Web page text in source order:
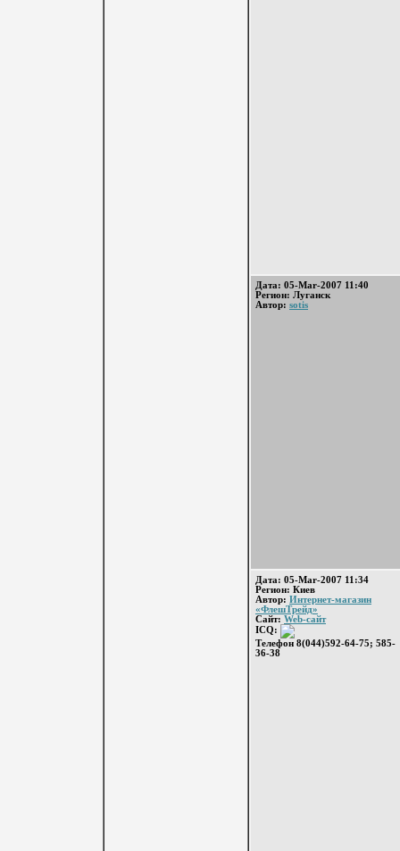
Дата: 05-Mar-2007 11:40
Регион: Луганск
Автор: sotis
Дата: 05-Mar-2007 11:34
Регион: Киев
Автор: Интернет-магазин
«ФлешТрейд»
Сайт: Web-сайт
ICQ:
Телефон 8(044)592-64-75; 585-
36-38